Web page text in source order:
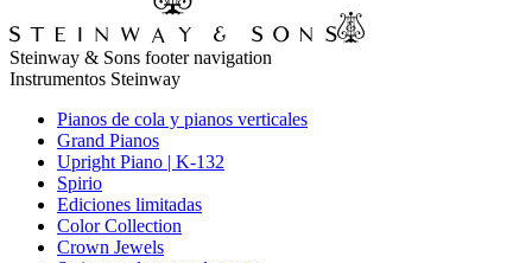
Steinway & Sons footer navigation
Instrumentos Steinway
Pianos de cola y pianos verticales
Grand Pianos
Upright Piano | K-132
Spirio
Ediciones limitadas
Color Collection
Crown Jewels